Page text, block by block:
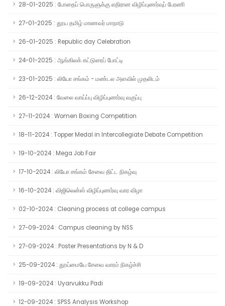
28-01-2025 : போதைப் பொருளுக்கு எதிரான விழிப்புணர்வுப் பேரணி
27-01-2025 : தூய தமிழ் மாணவர் மாநாடு
26-01-2025 : Republic day Celebration
24-01-2025 : ஆங்கிலக் கட்டுரைப் போட்டி
23-01-2025 : லியோ சங்கம் - மண்டல அளவில் முதலிடம்
26-12-2024 : வேலை வாய்ப்பு விழிப்புணர்வு வகுப்பு
27-11-2024 : Women Boxing Competition
18-11-2024 : Topper Medal in Intercollegiate Debate Competition
19-10-2024 : Mega Job Fair
17-10-2024 : லியோ சங்கம் சேவை திட்ட நிகழ்வு
16-10-2024 : விஜிலென்ஸ் விழிப்புணர்வு வார விழா
02-10-2024 : Cleaning process at college campus
27-09-2024 : Campus cleaning by NSS
27-09-2024 : Poster Presentations by N & D
25-09-2024 : தூய்மையே சேவை வாரம் நிகழ்ச்சி
19-09-2024 : Uyarvukku Padi
12-09-2024 : SPSS Analysis Workshop